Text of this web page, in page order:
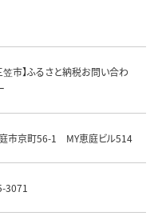
笠市】ふるさと納税お問い合わ
市京町56-1 MY恵庭ビル514
3071